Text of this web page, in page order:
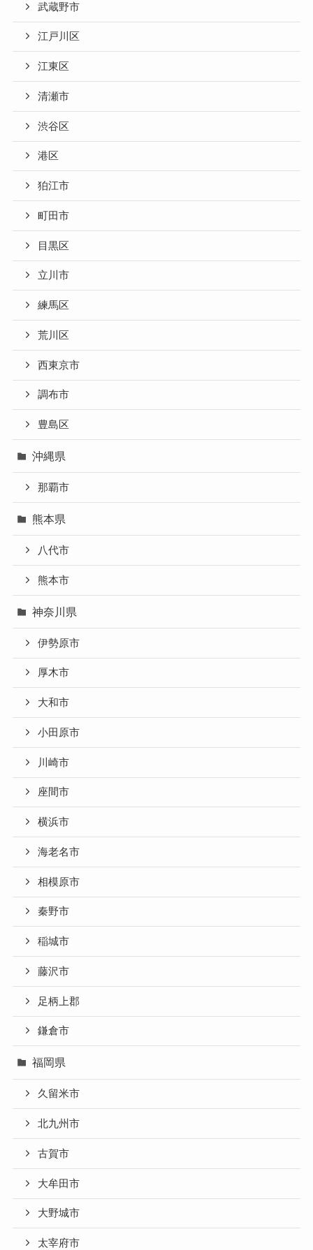
武蔵野市
江戸川区
江東区
清瀬市
渋谷区
港区
狛江市
町田市
目黒区
立川市
練馬区
荒川区
西東京市
調布市
豊島区
沖縄県
那覇市
熊本県
八代市
熊本市
神奈川県
伊勢原市
厚木市
大和市
小田原市
川崎市
座間市
横浜市
海老名市
相模原市
秦野市
稲城市
藤沢市
足柄上郡
鎌倉市
福岡県
久留米市
北九州市
古賀市
大牟田市
大野城市
太宰府市